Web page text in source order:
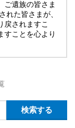
ご遺族の皆さま
れた皆さまが、
戻されますこ
すことを心より